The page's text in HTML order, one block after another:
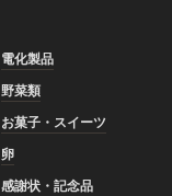
電化製品
野菜類
お菓子・スイーツ
卵
感謝状・記念品